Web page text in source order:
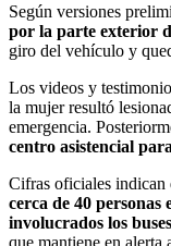
Según versiones
por la parte exterior
giro del vehículo y
Los videos y
la mujer resultó
emergencia.
centro asistencial
Cifras oficiales indican
cerca de 40 personas
involucrados los
que mantiene en alerta